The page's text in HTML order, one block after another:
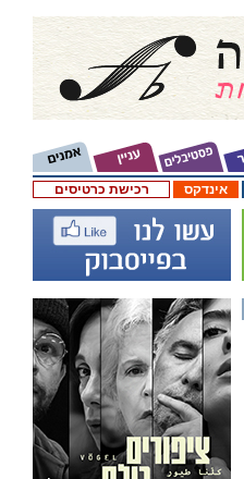
רכישת כרטיסים אינדקס